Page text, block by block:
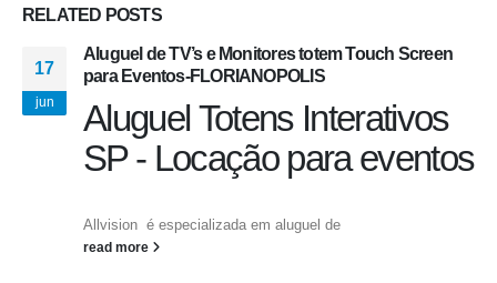
RELATED POSTS
17
jun
Aluguel de TV’s e Monitores totem Touch Screen
para Eventos-FLORIANOPOLIS
Aluguel Totens Interativos
SP - Locação para eventos
Allvision é especializada em aluguel de
read more